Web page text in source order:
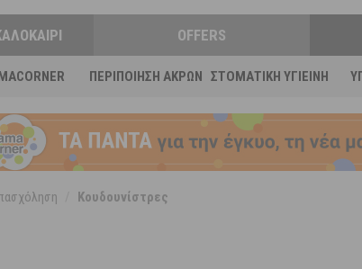
ΠΕΡΙΠΟΊΗΣΗ ΆΚΡΩΝ ΣΤΟΜΑΤΙΚΉ ΥΓΙΕΙΝΉ
OFFERS
Κουδουνίστρες